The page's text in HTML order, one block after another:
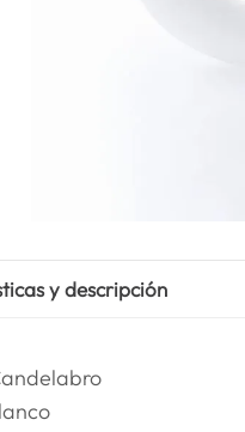
y descripción